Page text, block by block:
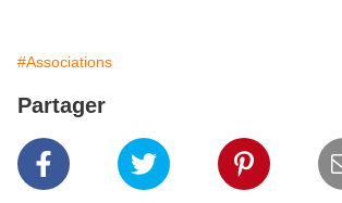
#Associations
Partager